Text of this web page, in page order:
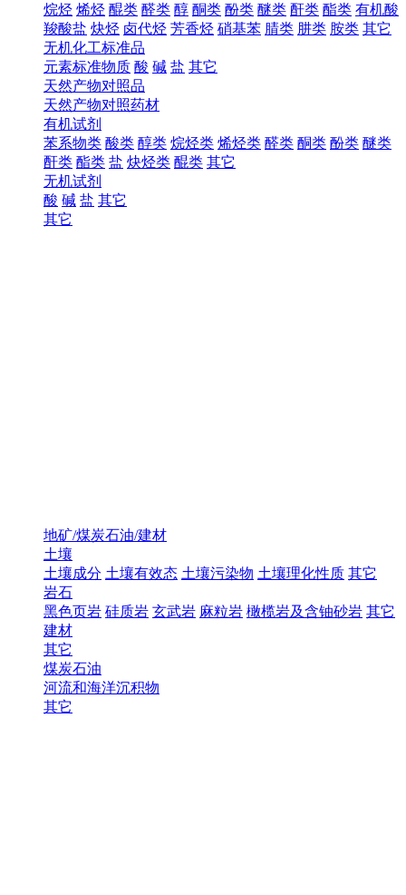
烷烃 烯烃 醌类 醛类 醇 酮类 酚类 醚类 酐类 酯类 有机酸
羧酸盐 炔烃 卤代烃 芳香烃 硝基苯 腈类 肼类 胺类 其它
无机化工标准品
元素标准物质 酸 碱 盐 其它
天然产物对照品
天然产物对照药材
有机试剂
苯系物类 酸类 醇类 烷烃类 烯烃类 醛类 酮类 酚类 醚类
酐类 酯类 盐 炔烃类 醌类 其它
无机试剂
酸 碱 盐 其它
其它
地矿/煤炭石油/建材
土壤
土壤成分 土壤有效态 土壤污染物 土壤理化性质 其它
岩石
黑色页岩 硅质岩 玄武岩 麻粒岩 橄榄岩及含铀砂岩 其它
建材
其它
煤炭石油
河流和海洋沉积物
其它